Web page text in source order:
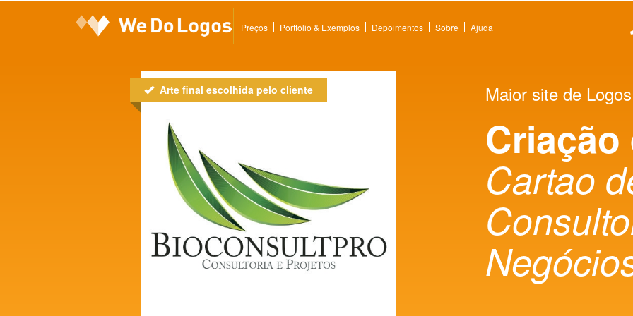
Preços Portfólio & Exemplos Depoimentos Sobre Ajuda
Arte final escolhida pelo cliente Maior site de
Criação
Cartao